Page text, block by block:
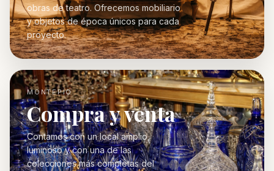
obras de teatro. Ofrecemos mobiliario
y objetos de época únicos para cada
proyecto.
MONTEPIO
Compra y venta
Contamos con un local amplio,
luminoso y con una de las
colecciones más completas del